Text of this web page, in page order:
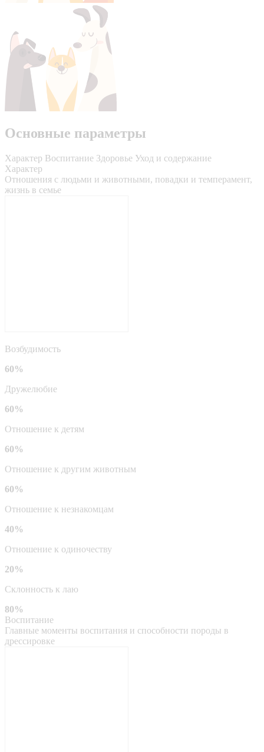
Основные параметры
Характер Воспитание Здоровье Уход и содержание
Характер
Отношения с людьми и животными, повадки и темперамент,
жизнь в семье
Возбудимость
60%
Дружелюбие
60%
Отношение к детям
60%
Отношение к другим животным
60%
Отношение к незнакомцам
40%
Отношение к одиночеству
20%
Склонность к лаю
80%
Воспитание
Главные моменты воспитания и способности породы в
дрессировке